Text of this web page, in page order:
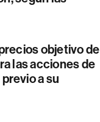
objetivo de
las acciones de
a su